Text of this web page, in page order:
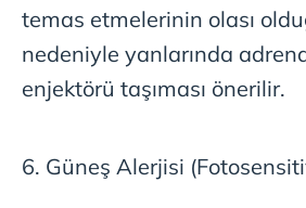
temas etmelerinin olası
nedeniyle yanlarında
enjektörü taşıması önerilir.
6. Güneş Alerjisi